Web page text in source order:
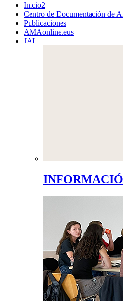
Inicio2
Centro de Documentación de
Publicaciones
AMAonline.eus
JAI